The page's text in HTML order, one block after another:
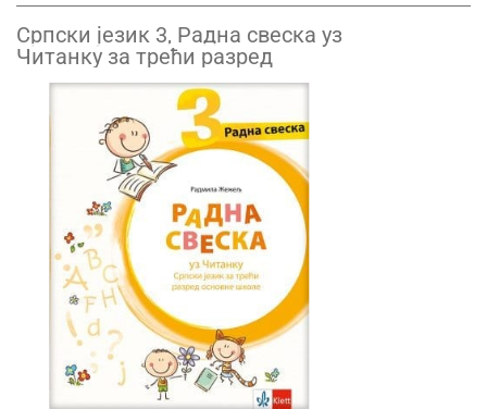
Српски језик 3, Радна свеска уз
Читанку за трећи разред